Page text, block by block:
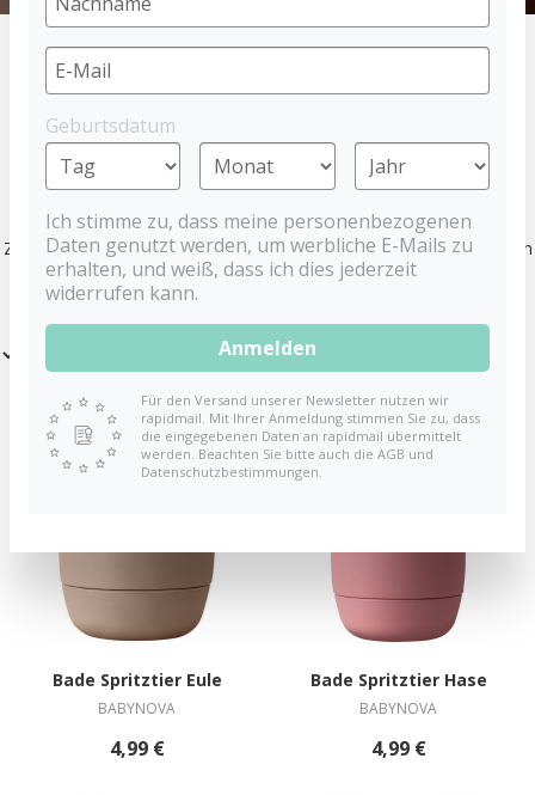
HOME MARKEN BABYNOVA
BABYNOVA PRODUKTE
Zeitlos und hochwertig, das sind die Produkte von babynova. Ob
Zahnungshilfe oder Badespielzeug, babynova begleitet dich und dein
Kind durch den Alltag.
Bade Spritztier Eule
BABYNOVA
4,99 €
Bade Spritztier Hase
BABYNOVA
4,99 €
Geburtsdatum
Ich stimme zu, dass meine personenbezogenen
Daten genutzt werden, um werbliche E-Mails zu
erhalten, und weiß, dass ich dies jederzeit
widerrufen kann.
Anmelden
Für den Versand unserer Newsletter nutzen wir
rapidmail. Mit Ihrer Anmeldung stimmen Sie zu, dass
die eingegebenen Daten an rapidmail übermittelt
werden. Beachten Sie bitte auch die AGB und
Datenschutzbestimmungen.